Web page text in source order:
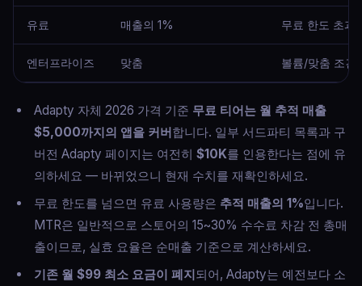
유료 매출의 1% 무료 한도 초과
엔터프라이즈 맞춤 볼륨/맞춤 조건
Adapty 자체 2026 가격 기준 무료 티어는 월 추적 매출
$5,000까지의 앱을 커버합니다. 일부 서드파티 목록과 구
버전 Adapty 페이지는 여전히 $10K를 인용한다는 점에 유
의하세요 — 바뀌었으니 현재 수치를 재확인하세요.
무료 한도를 넘으면 유료 사용량은 추적 매출의 1%입니다.
MTR은 일반적으로 스토어의 15~30% 수수료 차감 전 총매
출이므로, 실효 요율은 순매출 기준으로 계산하세요.
기존 월 $99 최소 요금이 폐지되어, Adapty는 예전보다 소